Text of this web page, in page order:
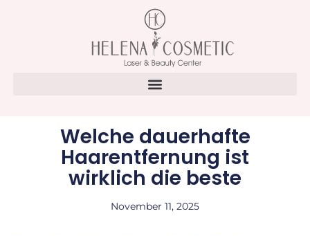
Welche dauerhafte
Haarentfernung ist
wirklich die beste
November 11, 2025